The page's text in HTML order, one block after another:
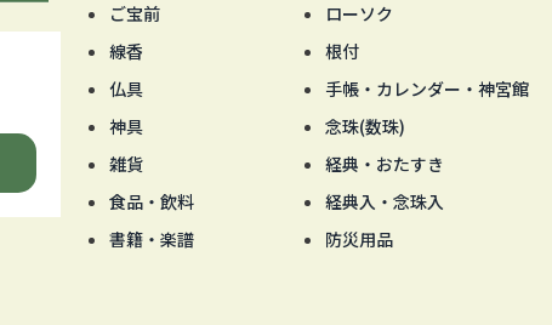
ご宝前
ローソク
線香
根付
仏具
手帳・カレンダー・神宮館
神具
念珠(数珠)
雑貨
経典・おたすき
食品・飲料
経典入・念珠入
書籍・楽譜
防災用品